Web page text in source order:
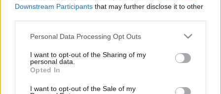
Downstream Participants that may further disclose it to other
Please note that this website/app uses one or more Google
not limited to your visit or usage behaviour. You may click to
grant or deny consent to Google and its third-party tags to
use your data for below specified purposes in below Google
consent section.
Personal Data Processing Opt Outs
I want to opt-out of the Sharing of my
personal data.
Opted In
I want to opt-out of the Sale of my
LAKBÉREMELÉS?
2025. március. 28. 11:59
IGAZSÁGOT A GYŐRI GÖMBKŐRISEKNEK!
2025. március. 12. 08:37
Szabad metszeni? Ha igen, mennyire? Ha nem, miért nem?
Mikor, kinek, miért a feladata? Fellángolt a metszés-vita Győr
belvárosában.